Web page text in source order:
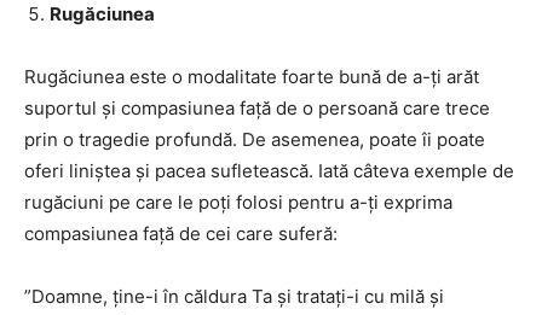
Rugăciunea
Rugăciunea este o modalitate foarte bună de a-ți arăt
suportul și compasiunea față de o persoană care trece
prin o tragedie profundă. De asemenea, poate îi poate
oferi liniștea și pacea sufletească. Iată câteva exemple de
rugăciuni pe care le poți folosi pentru a-ți exprima
compasiunea față de cei care suferă:
”Doamne, ține-i în căldura Ta și tratați-i cu milă și